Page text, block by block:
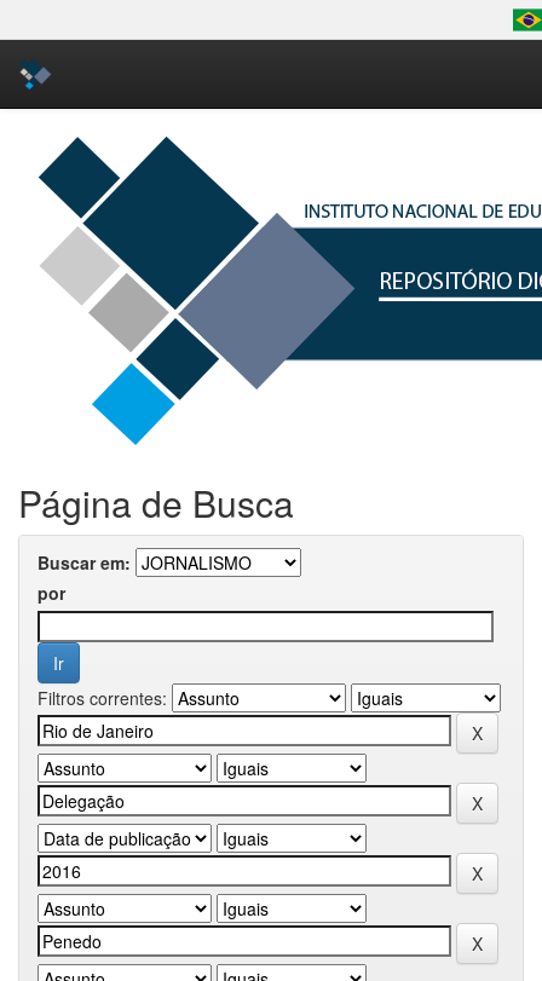
Skip
navigation
Página de Busca
Buscar em:
por
Filtros correntes: